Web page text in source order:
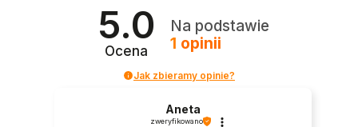
5.0
Ocena
Na podstawie
1 opinii
Jak zbieramy opinie?
Aneta
zweryfikowano